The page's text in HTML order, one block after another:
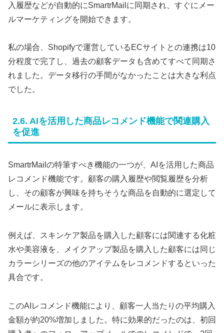
入履歴などが自動的にSmartrMailに同期され、すぐにメー
ルマーケティングを開始できます。
私の場合、Shopifyで運営しているECサイトとの連携は10
分程度で完了し、過去の顧客データも含めてすべて同期さ
れました。データ移行の手間がなかったことは大きな利点
でした。
2.6. AIを活用した商品レコメンド機能で関連購入
を促進
SmartrMailの特筆すべき機能の一つが、AIを活用した商品
レコメンド機能です。顧客の購入履歴や閲覧履歴を分析
し、その顧客が興味を持ちそうな商品を自動的に選定して
メールに表示します。
例えば、スキンケア製品を購入した顧客には関連する化粧
水や美容液を、メイクアップ製品を購入した顧客には同じ
カラーシリーズの他のアイテムをレコメンドするといった
具合です。
このAIレコメンド機能により、顧客一人当たりの平均購入
金額が約20%増加しました。特に効果的だったのは、初回